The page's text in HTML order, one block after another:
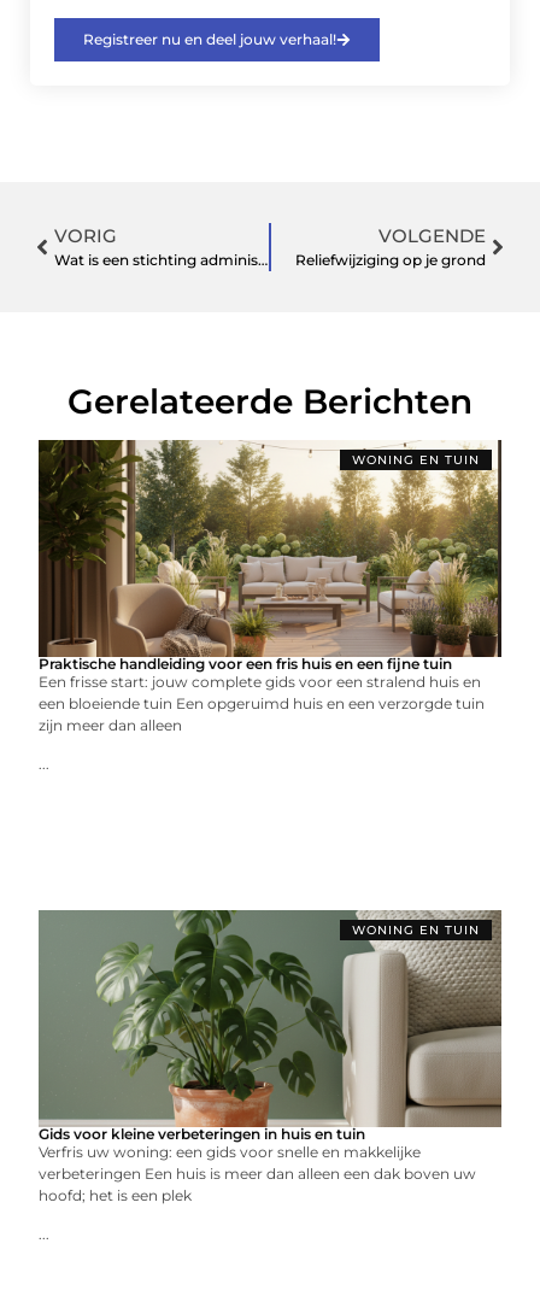
Registreer nu en deel jouw verhaal!
VORIG
Wat is een stichting administratiekantoor
VOLGENDE
Reliefwijziging op je grond
Gerelateerde Berichten
WONING EN TUIN
Praktische handleiding voor een fris huis en een fijne tuin
Een frisse start: jouw complete gids voor een stralend huis en
een bloeiende tuin Een opgeruimd huis en een verzorgde tuin
zijn meer dan alleen
...
WONING EN TUIN
Gids voor kleine verbeteringen in huis en tuin
Verfris uw woning: een gids voor snelle en makkelijke
verbeteringen Een huis is meer dan alleen een dak boven uw
hoofd; het is een plek
...